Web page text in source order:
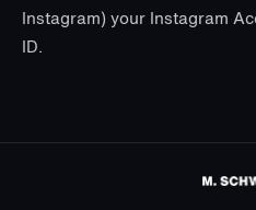
Instagram) your Instagram
ID.